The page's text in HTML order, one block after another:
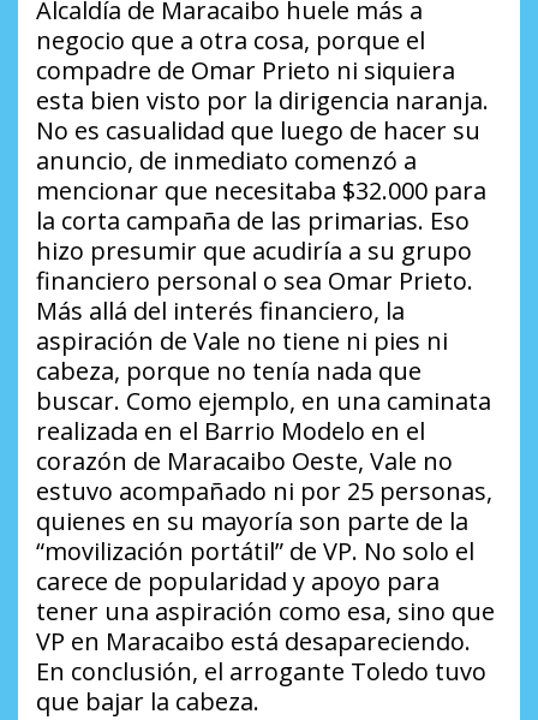
Alcaldía de Maracaibo huele más a
negocio que a otra cosa, porque el
compadre de Omar Prieto ni siquiera
esta bien visto por la dirigencia naranja.
No es casualidad que luego de hacer su
anuncio, de inmediato comenzó a
mencionar que necesitaba $32.000 para
la corta campaña de las primarias. Eso
hizo presumir que acudiría a su grupo
financiero personal o sea Omar Prieto.
Más allá del interés financiero, la
aspiración de Vale no tiene ni pies ni
cabeza, porque no tenía nada que
buscar. Como ejemplo, en una caminata
realizada en el Barrio Modelo en el
corazón de Maracaibo Oeste, Vale no
estuvo acompañado ni por 25 personas,
quienes en su mayoría son parte de la
“movilización portátil” de VP. No solo el
carece de popularidad y apoyo para
tener una aspiración como esa, sino que
VP en Maracaibo está desapareciendo.
En conclusión, el arrogante Toledo tuvo
que bajar la cabeza.